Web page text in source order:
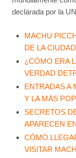
declarada por la
MACHU
DE LA
¿CÓMO ERA
VERDAD
ENTRADAS A
Y LA MÁS
SECRETOS
APARECEN
CÓMO
VISITAR